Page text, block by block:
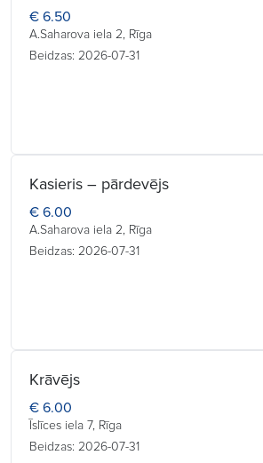
€ 6.50
A.Saharova iela 2, Rīga
Beidzas: 2026-07-31
Kasieris – pārdevējs
€ 6.00
A.Saharova iela 2, Rīga
Beidzas: 2026-07-31
Krāvējs
€ 6.00
Īslīces iela 7, Rīga
Beidzas: 2026-07-31